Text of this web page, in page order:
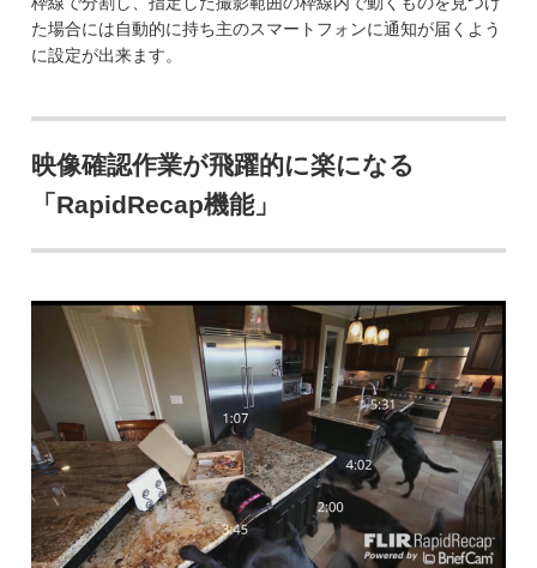
た場合には自動的に持ち主のスマートフォンに通知が届くよう
に設定が出来ます。
映像確認作業が飛躍的に楽になる
「RapidRecap機能」